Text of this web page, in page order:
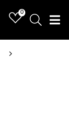
0
Sök